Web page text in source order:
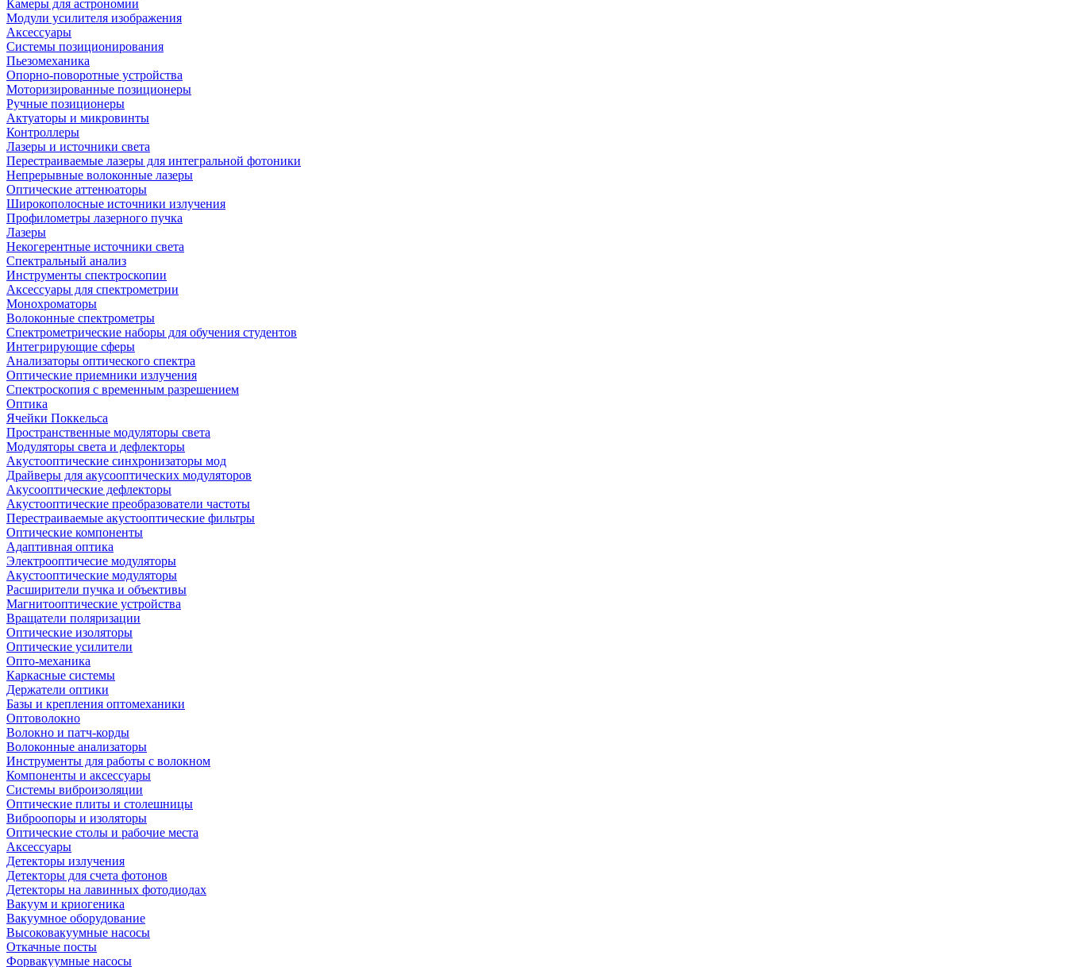
Камеры для астрономии
Модули усилителя изображения
Аксессуары
Системы позиционирования
Пьезомеханика
Опорно-поворотные устройства
Моторизированные позиционеры
Ручные позиционеры
Актуаторы и микровинты
Контроллеры
Лазеры и источники света
Перестраиваемые лазеры для интегральной фотоники
Непрерывные волоконные лазеры
Оптические аттенюаторы
Широкополосные источники излучения
Профилометры лазерного пучка
Лазеры
Некогерентные источники света
Спектральный анализ
Инструменты спектроскопии
Аксессуары для спектрометрии
Монохроматоры
Волоконные спектрометры
Спектрометрические наборы для обучения студентов
Интегрирующие сферы
Анализаторы оптического спектра
Оптические приемники излучения
Спектроскопия с временным разрешением
Оптика
Ячейки Поккельса
Пространственные модуляторы света
Модуляторы света и дефлекторы
Акустооптические синхронизаторы мод
Драйверы для акусооптических модуляторов
Акусооптические дефлекторы
Акустооптические преобразователи частоты
Перестраиваемые акустооптические фильтры
Оптические компоненты
Адаптивная оптика
Электрооптичесие модуляторы
Акустооптические модуляторы
Расширители пучка и объективы
Магнитооптические устройства
Вращатели поляризации
Оптические изоляторы
Оптические усилители
Опто-механика
Каркасные системы
Держатели оптики
Базы и крепления оптомеханики
Оптоволокно
Волокно и патч-корды
Волоконные анализаторы
Инструменты для работы с волокном
Компоненты и аксессуары
Системы виброизоляции
Оптические плиты и столешницы
Виброопоры и изоляторы
Оптические столы и рабочие места
Аксессуары
Детекторы излучения
Детекторы для счета фотонов
Детекторы на лавинных фотодиодах
Вакуум и криогеника
Вакуумное оборудование
Высоковакуумные насосы
Откачные посты
Форвакуумные насосы